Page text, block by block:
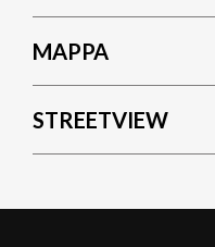
MAPPA
STREETVIEW